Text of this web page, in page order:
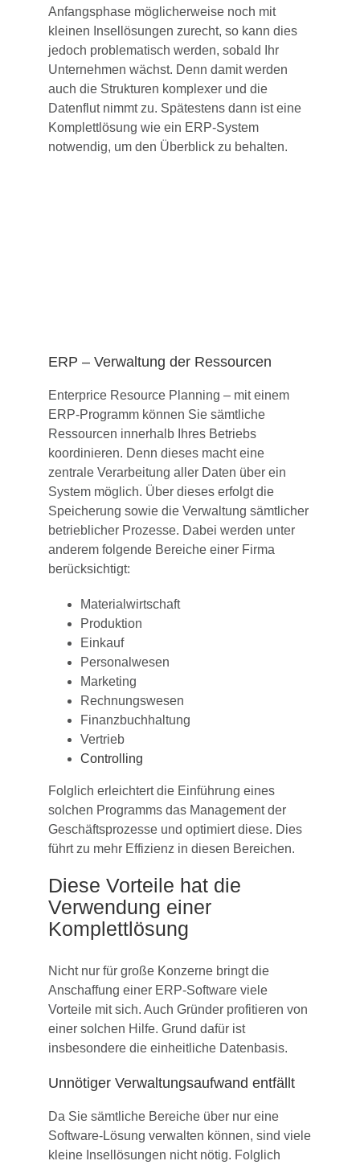
Anfangsphase möglicherweise noch mit
kleinen Insellösungen zurecht, so kann dies
jedoch problematisch werden, sobald Ihr
Unternehmen wächst. Denn damit werden
auch die Strukturen komplexer und die
Datenflut nimmt zu. Spätestens dann ist eine
Komplettlösung wie ein ERP-System
notwendig, um den Überblick zu behalten.
ERP – Verwaltung der Ressourcen
Enterprice Resource Planning – mit einem
ERP-Programm können Sie sämtliche
Ressourcen innerhalb Ihres Betriebs
koordinieren. Denn dieses macht eine
zentrale Verarbeitung aller Daten über ein
System möglich. Über dieses erfolgt die
Speicherung sowie die Verwaltung sämtlicher
betrieblicher Prozesse. Dabei werden unter
anderem folgende Bereiche einer Firma
berücksichtigt:
Materialwirtschaft
Produktion
Einkauf
Personalwesen
Marketing
Rechnungswesen
Finanzbuchhaltung
Vertrieb
Controlling
Folglich erleichtert die Einführung eines
solchen Programms das Management der
Geschäftsprozesse und optimiert diese. Dies
führt zu mehr Effizienz in diesen Bereichen.
Diese Vorteile hat die
Verwendung einer
Komplettlösung
Nicht nur für große Konzerne bringt die
Anschaffung einer ERP-Software viele
Vorteile mit sich. Auch Gründer profitieren von
einer solchen Hilfe. Grund dafür ist
insbesondere die einheitliche Datenbasis.
Unnötiger Verwaltungsaufwand entfällt
Da Sie sämtliche Bereiche über nur eine
Software-Lösung verwalten können, sind viele
kleine Insellösungen nicht nötig. Folglich